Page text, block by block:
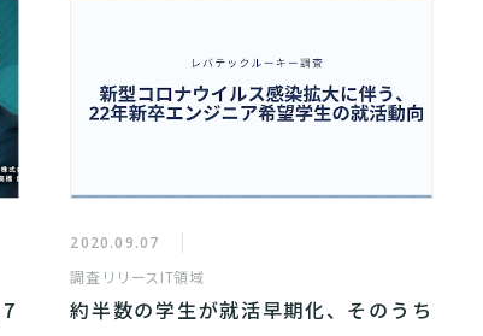
2020.09.07
調査リリース IT領域
約半数の学生が就活早期化、そのうち